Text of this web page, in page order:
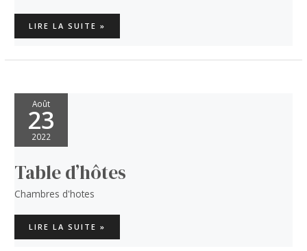
PEINTURE
SUR
LE
CHAMBRE
LIRE LA SUITE »
Août
23
2022
Table d’hôtes
Chambres d'hotes
TABLE
D’HÔTES
LIRE LA SUITE »